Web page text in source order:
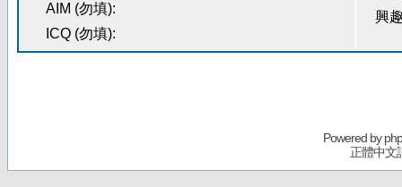
興
AIM (勿填):
ICQ (勿填):
Powered by
正體中文